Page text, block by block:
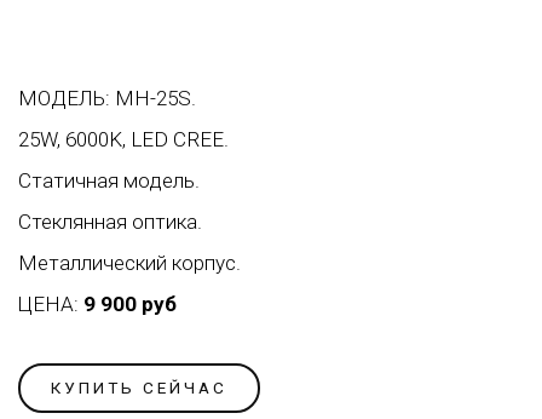
МОДЕЛЬ: MH-25S.
25W, 6000K, LED CREE.
Статичная модель.
Стеклянная оптика.
Металлический корпус.
ЦЕНА: 9 900 руб
КУПИТЬ СЕЙЧАС